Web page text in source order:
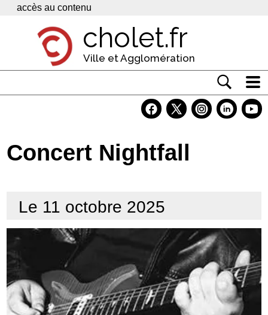
Panneau de gestion des cookies
accès au contenu
cholet.fr
Ville et Agglomération
Economie
Contacts
Concert Nightfall
Le 11 octobre 2025